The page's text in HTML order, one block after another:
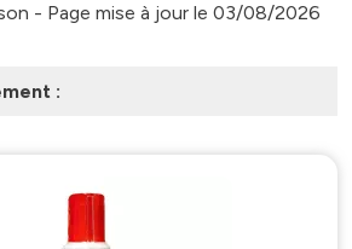
- Page mise à jour le 03/08/2026
: